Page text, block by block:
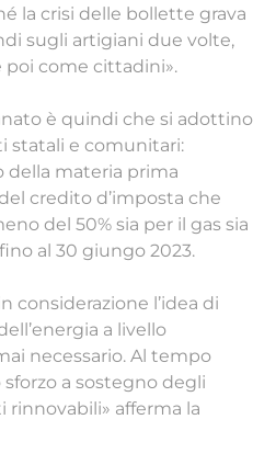
la crisi delle bollette grava
sugli artigiani due volte,
poi come cittadini».
è quindi che si adottino
statali e comunitari:
materia prima
credito d’imposta che
del 50% sia per il gas sia
al 30 giungo 2023.
considerazione l’idea di
a livello
necessario. Al tempo
a sostegno degli
afferma la